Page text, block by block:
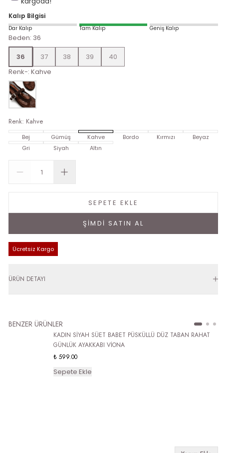
Kalıp Bilgisi
Dar Kalıp Tam Kalıp Geniş Kalıp
Beden: 36
36
37 38 39
40
Renk-: Kahve
Renk: Kahve
Bej Gümüş Kahve Bordo Kırmızı
Beyaz
Gri
Siyah Altın
SEPETE EKLE
ŞİMDİ SATIN AL
Ücretsiz Kargo
ÜRÜN DETAYI
BENZER ÜRÜNLER
KADIN SİYAH SÜET BABET PÜSKÜLLÜ DÜZ TABAN RAHAT
GÜNLÜK AYAKKABI VİONA
₺ 599.00
Sepete Ekle